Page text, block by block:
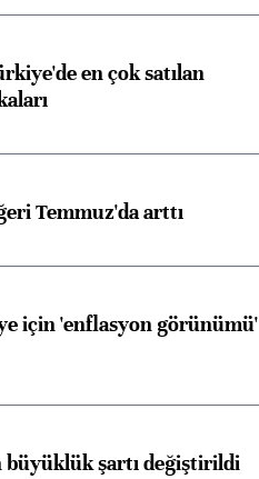
en çok satılan
Temmuz'da arttı
için 'enflasyon görünümü'
büyüklük şartı değiştirildi